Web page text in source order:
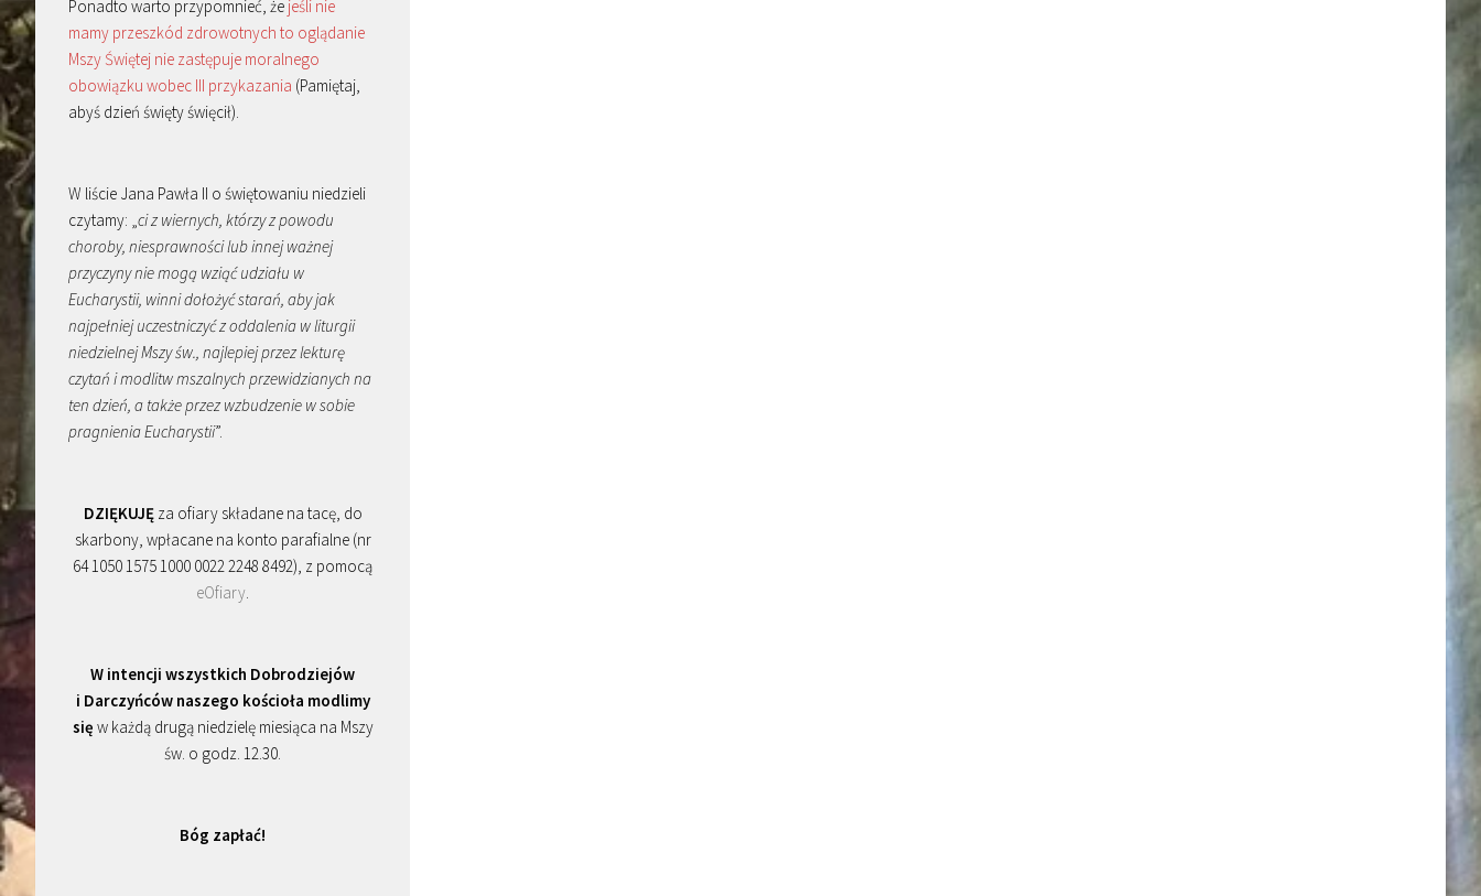
Ponadto warto przypomnieć, że jeśli nie
mamy przeszkód zdrowotnych to oglądanie
Mszy Świętej nie zastępuje moralnego
obowiązku wobec III przykazania (Pamiętaj,
abyś dzień święty święcił).
W liście Jana Pawła II o świętowaniu niedzieli
czytamy: „ci z wiernych, którzy z powodu
choroby, niesprawności lub innej ważnej
przyczyny nie mogą wziąć udziału w
Eucharystii, winni dołożyć starań, aby jak
najpełniej uczestniczyć z oddalenia w liturgii
niedzielnej Mszy św., najlepiej przez lekturę
czytań i modlitw mszalnych przewidzianych na
ten dzień, a także przez wzbudzenie w sobie
pragnienia Eucharystii”.
DZIĘKUJĘza ofiary składane na tacę, do
skarbony, wpłacane na konto parafialne (nr
64 1050 1575 1000 0022 2248 8492), z pomocą
eOfiary.
W intencji wszystkich Dobrodziejów
i Darczyńców naszego kościoła modlimy
się w każdą drugą niedzielę miesiąca na Mszy
św. o godz. 12.30.
Bóg zapłać!